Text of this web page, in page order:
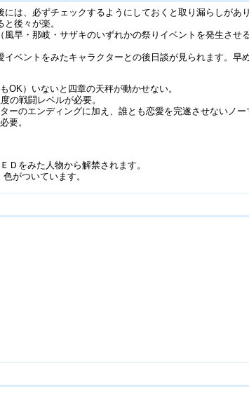
は、必ずチェックするようにしておくと取り漏らしがあり
後々が楽。
早・那岐・サザキのいずれかの祭りイベントを発生させ
ベントをみたキャラクターとの後日談が見られます。早
）いないと四章の天秤が動かせない。
の戦闘レベルが必要。
のエンディングに加え、誰とも恋愛を完遂させないノー
要。
Ｄをみた人物から解禁されます。
がついています。